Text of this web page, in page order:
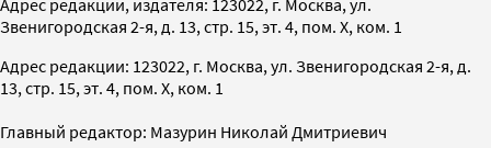
Звенигородская 2-я, д. 13, стр. 15, эт. 4, пом. X, ком. 1
Адрес редакции: 123022, г. Москва, ул. Звенигородская 2-я, д.
13, стр. 15, эт. 4, пом. X, ком. 1
Главный редактор: Мазурин Николай Дмитриевич